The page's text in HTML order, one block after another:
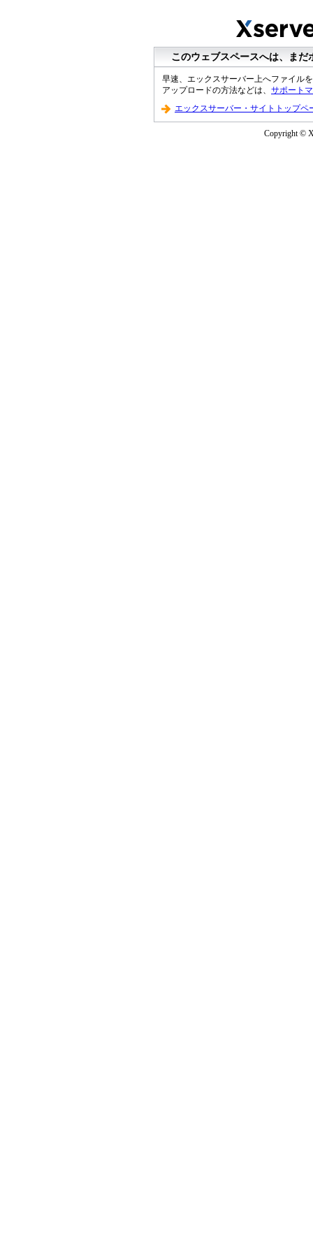
このウェブスペースへは、ま
早速、エックスサーバー上へファイル
アップロードの方法などは、 サポート
エックスサーバー・サイトトップペ
Copyright ©